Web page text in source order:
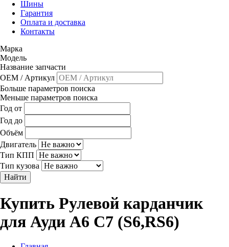
Шины
Гарантия
Оплата и доставка
Контакты
Марка
Модель
Название запчасти
OEM / Артикул
Больше параметров поиска
Меньше параметров поиска
Год от
Год до
Объём
Двигатель
Тип КПП
Тип кузова
Найти
Купить Рулевой карданчик
для Ауди A6 C7 (S6,RS6)